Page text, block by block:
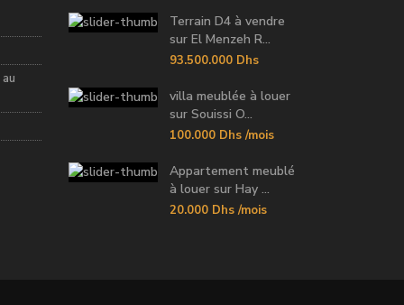
Terrain D4 à vendre
sur El Menzeh R...
93.500.000 Dhs
villa meublée à louer
sur Souissi O...
100.000 Dhs /mois
Appartement meublé
à louer sur Hay ...
20.000 Dhs /mois